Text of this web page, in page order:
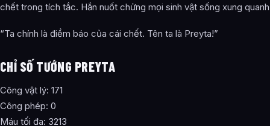
chết trong tích tắc. Hắn nuốt chửng mọi sinh vật sống xung quanh
“Ta chính là điềm báo của cái chết. Tên ta là Preyta!”
CHỈ SỐ TƯỚNG PREYTA
Công vật lý: 171
Công phép: 0
Máu tối đa: 3213